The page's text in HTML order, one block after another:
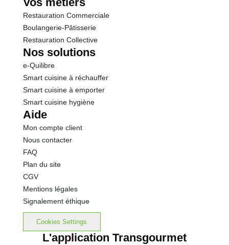
Restauration Commerciale
Boulangerie-Pâtisserie
Restauration Collective
Nos solutions
e-Quilibre
Smart cuisine à réchauffer
Smart cuisine à emporter
Smart cuisine hygiène
Aide
Mon compte client
Nous contacter
FAQ
Plan du site
CGV
Mentions légales
Signalement éthique
Cookies Settings
L'application Transgourmet